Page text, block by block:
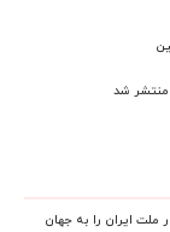
شد
ملت ایران را به جهان